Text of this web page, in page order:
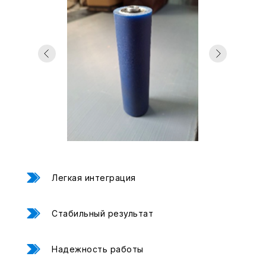
этикетировочного оборудования
+7 (495) 677-97-37
Задать вопрос в
WhatsApp
ПОЛУЧИТЬ
Свяжитесь с нами,
мы сейчас онлайн:
Свяжитесь с нами,
мы сейчас онлайн:
Легкая интеграция
Надежность работы
Стабильный результат